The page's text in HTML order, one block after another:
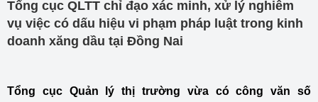
Tổng cục QLTT chỉ đạo xác minh, xử lý nghiêm
vụ việc có dấu hiệu vi phạm pháp luật trong kinh
doanh xăng dầu tại Đồng Nai
Tổng cục Quản lý thị trường vừa có công văn số